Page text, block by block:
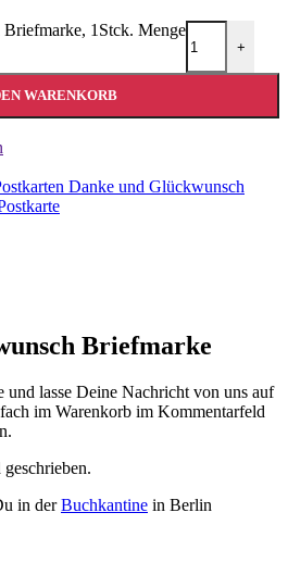
1Stck. Menge
+
WARENKORB
Danke und Glückwunsch
Briefmarke
und lasse Deine Nachricht von uns auf
im Warenkorb im Kommentarfeld
in derBuchkantine in Berlin